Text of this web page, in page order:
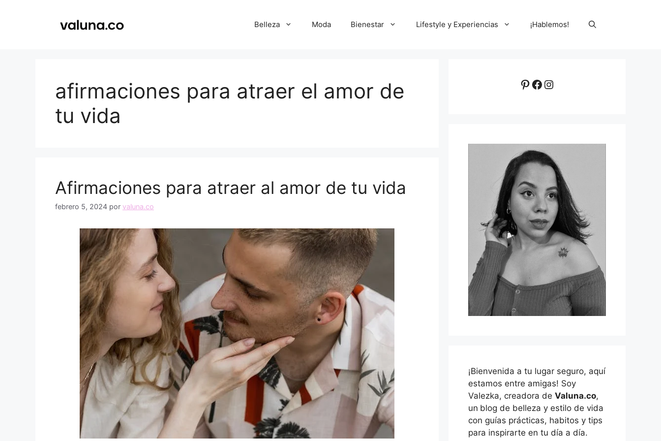
Belleza Moda Bienestar Lifestyle y Experiencias ¡Hablemos!
afirmaciones para atraer el amor de
tu vida
Afirmaciones para atraer al amor de tu vida
febrero 5, 2024 por valuna.co
Pinterest
Facebook
Instagram
¡Bienvenida a tu lugar seguro, aquí
estamos entre amigas! Soy
Valezka, creadora de Valuna.co,
un blog de belleza y estilo de vida
con guías prácticas, habitos y tips
para inspirarte en tu día a día.